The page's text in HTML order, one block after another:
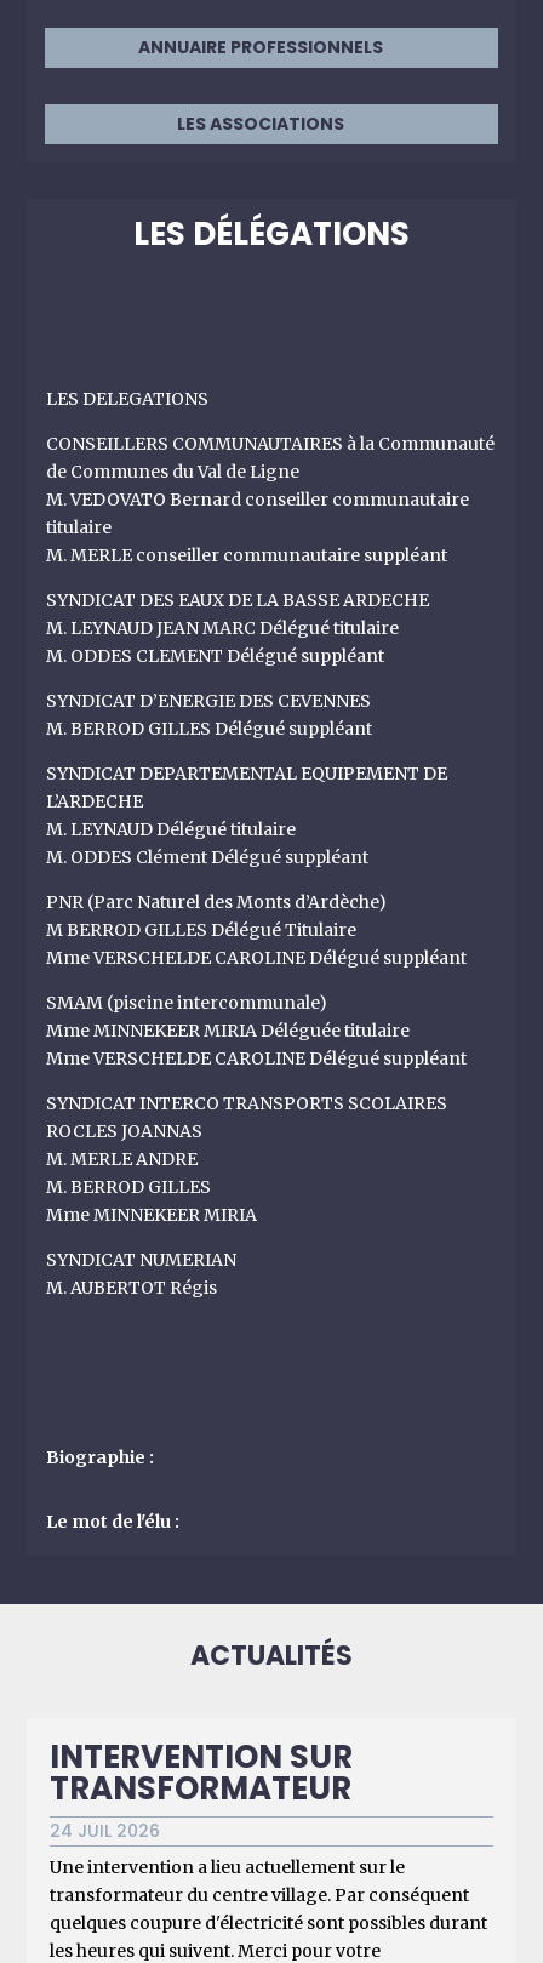
ANNUAIRE PROFESSIONNELS
LES ASSOCIATIONS
LES DÉLÉGATIONS
LES DELEGATIONS
CONSEILLERS COMMUNAUTAIRES à la Communauté
de Communes du Val de Ligne
M. VEDOVATO Bernard conseiller communautaire
titulaire
M. MERLE conseiller communautaire suppléant
SYNDICAT DES EAUX DE LA BASSE ARDECHE
M. LEYNAUD JEAN MARC Délégué titulaire
M. ODDES CLEMENT Délégué suppléant
SYNDICAT D’ENERGIE DES CEVENNES
M. BERROD GILLES Délégué suppléant
SYNDICAT DEPARTEMENTAL EQUIPEMENT DE
L’ARDECHE
M. LEYNAUD Délégué titulaire
M. ODDES Clément Délégué suppléant
PNR (Parc Naturel des Monts d’Ardèche)
M BERROD GILLES Délégué Titulaire
Mme VERSCHELDE CAROLINE Délégué suppléant
SMAM (piscine intercommunale)
Mme MINNEKEER MIRIA Déléguée titulaire
Mme VERSCHELDE CAROLINE Délégué suppléant
SYNDICAT INTERCO TRANSPORTS SCOLAIRES
ROCLES JOANNAS
M. MERLE ANDRE
M. BERROD GILLES
Mme MINNEKEER MIRIA
SYNDICAT NUMERIAN
M. AUBERTOT Régis
Biographie :
Le mot de l'élu :
ACTUALITÉS
INTERVENTION SUR
TRANSFORMATEUR
24 JUIL 2026
Une intervention a lieu actuellement sur le
transformateur du centre village. Par conséquent
quelques coupure d'électricité sont possibles durant
les heures qui suivent. Merci pour votre